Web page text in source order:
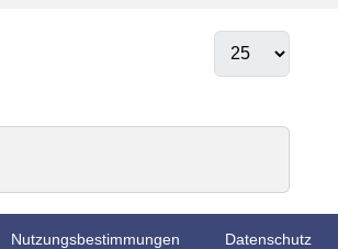
Nutzungsbestimmungen Datenschutz